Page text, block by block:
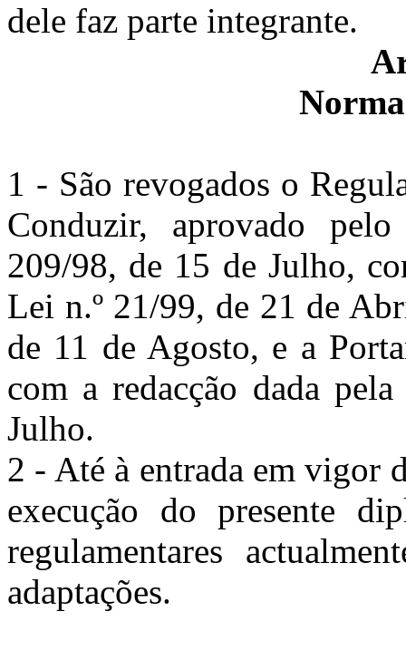
dele faz parte integrante.
1 - São revogados o
Conduzir, aprovado
209/98, de 15 de Julho,
Lei n.º 21/99, de 21 de
de 11 de Agosto, e a
com a redacção dada
Julho.
2 - Até à entrada em vigor
execução do presente
regulamentares
adaptações.